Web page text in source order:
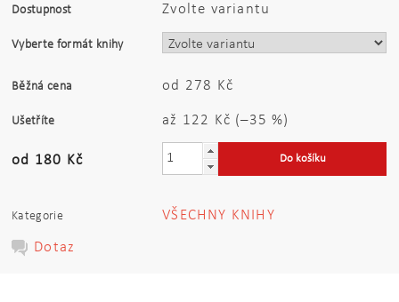
Dostupnost Zvolte variantu
Vyberte formát knihy
Běžná cena od 278 Kč
Ušetříte až 122 Kč (–35 %)
od 180 Kč
Kategorie VŠECHNY KNIHY
Dotaz